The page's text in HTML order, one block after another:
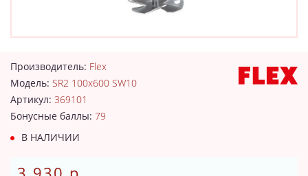
Производитель: Flex
Модель: SR2 100x600 SW10
Артикул: 369101
Бонусные баллы: 79
В НАЛИЧИИ